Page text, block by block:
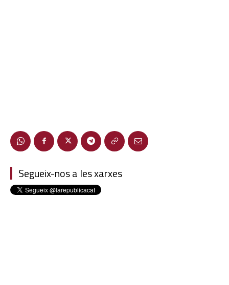
Segueix-nos a les xarxes